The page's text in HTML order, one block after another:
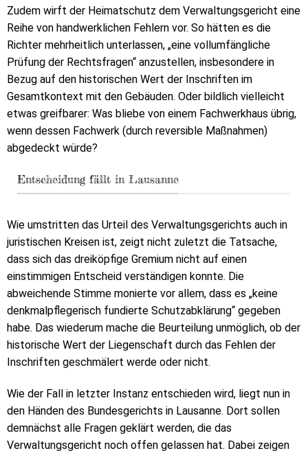
Zudem wirft der Heimatschutz dem Verwaltungsgericht eine
Reihe von handwerklichen Fehlern vor. So hätten es die
Richter mehrheitlich unterlassen, „eine vollumfängliche
Prüfung der Rechtsfragen“ anzustellen, insbesondere in
Bezug auf den historischen Wert der Inschriften im
Gesamtkontext mit den Gebäuden. Oder bildlich vielleicht
etwas greifbarer: Was bliebe von einem Fachwerkhaus übrig,
wenn dessen Fachwerk (durch reversible Maßnahmen)
abgedeckt würde?
Entscheidung fällt in Lausanne
Wie umstritten das Urteil des Verwaltungsgerichts auch in
juristischen Kreisen ist, zeigt nicht zuletzt die Tatsache,
dass sich das dreiköpfige Gremium nicht auf einen
einstimmigen Entscheid verständigen konnte. Die
abweichende Stimme monierte vor allem, dass es „keine
denkmalpflegerisch fundierte Schutzabklärung“ gegeben
habe. Das wiederum mache die Beurteilung unmöglich, ob der
historische Wert der Liegenschaft durch das Fehlen der
Inschriften geschmälert werde oder nicht.
Wie der Fall in letzter Instanz entschieden wird, liegt nun in
den Händen des Bundesgerichts in Lausanne. Dort sollen
demnächst alle Fragen geklärt werden, die das
Verwaltungsgericht noch offen gelassen hat. Dabei zeigen